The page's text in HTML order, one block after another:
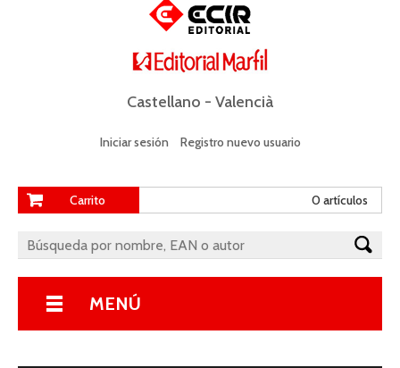
Castellano - Valencià
Iniciar sesión Registro nuevo usuario
Carrito 0 artículos
MENÚ